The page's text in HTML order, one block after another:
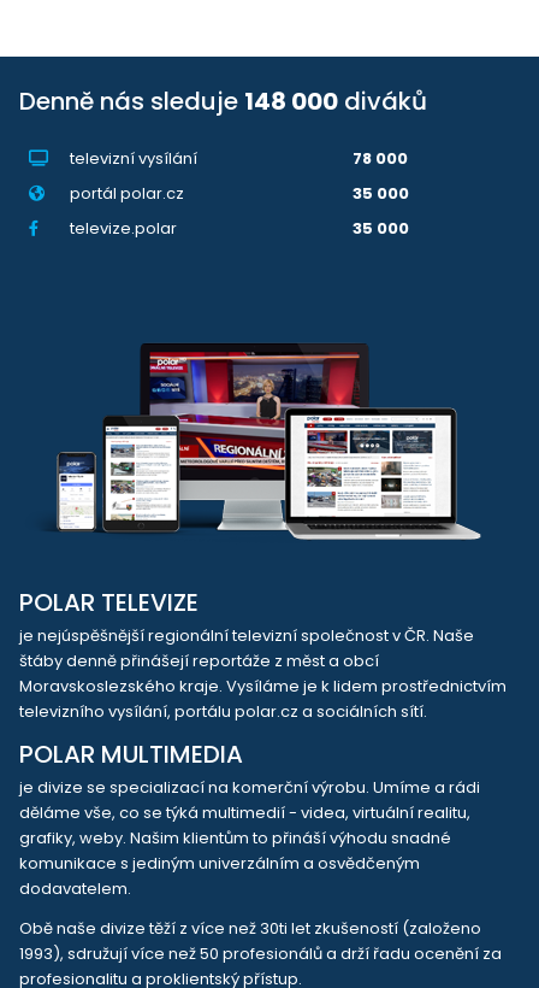
Denně nás sleduje 148 000 diváků
televizní vysílání
78 000
portál polar.cz
35 000
televize.polar
35 000
POLAR TELEVIZE
je nejúspěšnější regionální televizní společnost v ČR. Naše
štáby denně přinášejí reportáže z měst a obcí
Moravskoslezského kraje. Vysíláme je k lidem prostřednictvím
televizního vysílání, portálu polar.cz a sociálních sítí.
POLAR MULTIMEDIA
je divize se specializací na komerční výrobu. Umíme a rádi
děláme vše, co se týká multimedií - videa, virtuální realitu,
grafiky, weby. Našim klientům to přináší výhodu snadné
komunikace s jediným univerzálním a osvědčeným
dodavatelem.
Obě naše divize těží z více než 30ti let zkušeností (založeno
1993), sdružují více než 50 profesionálů a drží řadu ocenění za
profesionalitu a proklientský přístup.